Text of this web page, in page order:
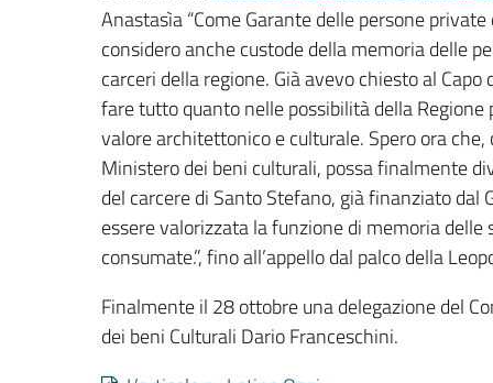
Anastasìa “Come Garante delle persone
considero anche custode della memoria delle
carceri della regione. Già avevo chiesto al
fare tutto quanto nelle possibilità della
valore architettonico e culturale. Spero ora
Ministero dei beni culturali, possa finalmente
del carcere di Santo Stefano, già finanziato dal
essere valorizzata la funzione di memoria
consumate.”, fino all’appello dal palco della
Finalmente il 28 ottobre una delegazione del
dei beni Culturali Dario Franceschini.